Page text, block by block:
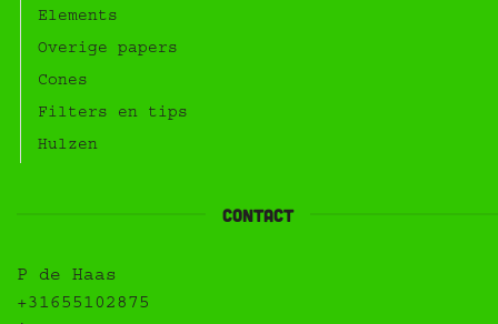
Elements
Overige papers
Cones
Filters en tips
Hulzen
contact
P de Haas
+31655102875